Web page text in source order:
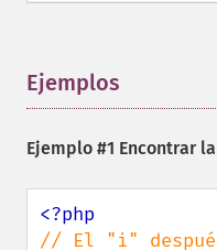
Ejemplos
Ejemplo #1 Encontrar
// El "i"